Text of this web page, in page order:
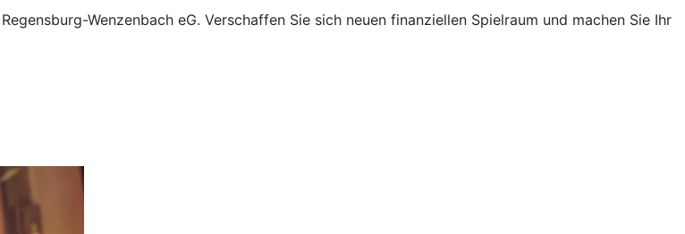
Wenzenbach eG. Verschaffen Sie sich neuen finanziellen Spielraum und machen Sie Ihr